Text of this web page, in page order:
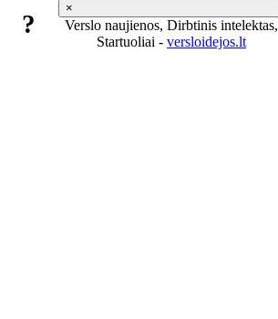
×
?
Verslo naujienos, Dirbtinis intelektas,
Startuoliai - versloidejos.lt